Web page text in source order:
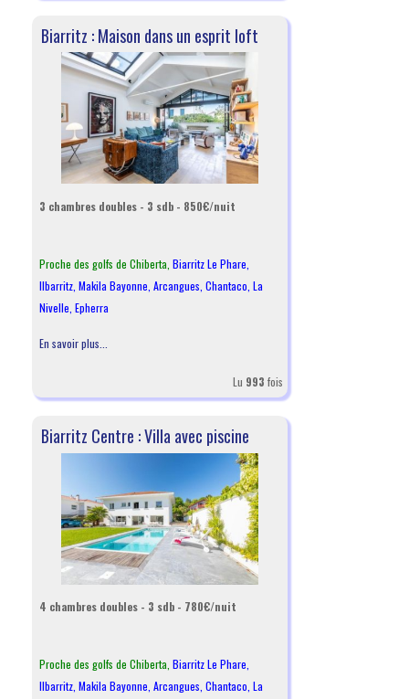
Biarritz : Maison dans un esprit loft
3 chambres doubles - 3 sdb - 850€/nuit
Proche des golfs de Chiberta, Biarritz Le Phare
Ilbarritz, Makila Bayonne Arcangues Chantaco La
Nivelle Epherra
En savoir plus...
Lu 993 fois
Biarritz Centre : Villa avec piscine
4 chambres doubles - 3 sdb - 780€/nuit
Proche des golfs de Chiberta, Biarritz Le Phare
Ilbarritz, Makila Bayonne Arcangues Chantaco La